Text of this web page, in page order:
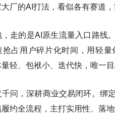
厂的AI打法，看似各有赛道
走的是AI原生流量入口路线
占用户碎片化时间，用轻
轻、包袱小、迭代快，唯一
问，深耕商业交易闭环。绑
约全流程，主打实用性、落